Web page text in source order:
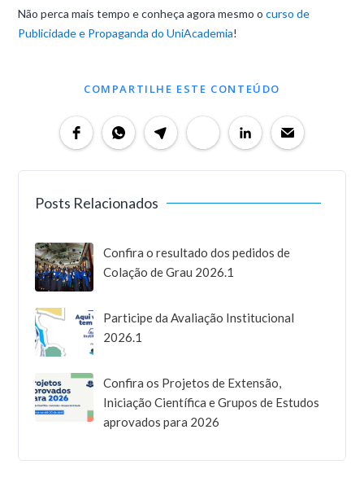
Não perca mais tempo e conheça agora mesmo ocurso de
Publicidade e Propaganda do UniAcademia!
COMPARTILHE ESTE CONTEÚDO
Posts Relacionados
Confira o resultado dos pedidos de
Colação de Grau 2026.1
Participe da Avaliação Institucional
2026.1
Confira os Projetos de Extensão,
Iniciação Científica e Grupos de Estudos
aprovados para 2026